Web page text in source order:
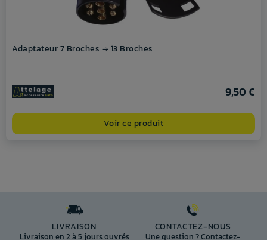
Adaptateur 7 Broches → 13 Broches
9,50 €
Voir ce produit
LIVRAISON
Livraison en 2 à 5 jours ouvrés
CONTACTEZ-NOUS
Une question ? Contactez-